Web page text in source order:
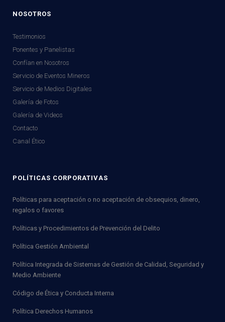
NOSOTROS
Testimonios
Ponentes y Panelistas
Confían en Nosotros
Servicio de Eventos Mineros
Servicio de Medios Digitales
Galería de Fotos
Galería de Videos
Contacto
Canal Ético
POLÍTICAS CORPORATIVAS
Políticas para aceptación o no aceptación de obsequios, dinero,
regalos o favores
Políticas y Procedimientos de Prevención del Delito
Política Gestión Ambiental
Política Integrada de Sistemas de Gestión de Calidad, Seguridad y
Medio Ambiente
Código de Ética y Conducta Interna
Política Derechos Humanos